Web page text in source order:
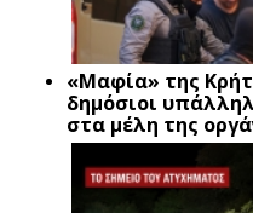
«Μαφία» της
δημόσιοι
στα μέλη της